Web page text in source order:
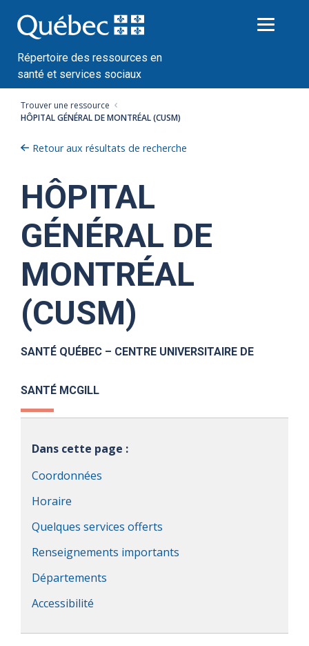
au
contenu
Répertoire des ressources en
santé et services sociaux
Trouver une ressource
HÔPITAL GÉNÉRAL DE MONTRÉAL (CUSM)
Retour aux résultats de recherche
HÔPITAL
GÉNÉRAL DE
MONTRÉAL
(CUSM)
SANTÉ QUÉBEC – CENTRE UNIVERSITAIRE DE
SANTÉ MCGILL
Dans cette page :
Coordonnées
Horaire
Quelques services offerts
Renseignements importants
Départements
Accessibilité